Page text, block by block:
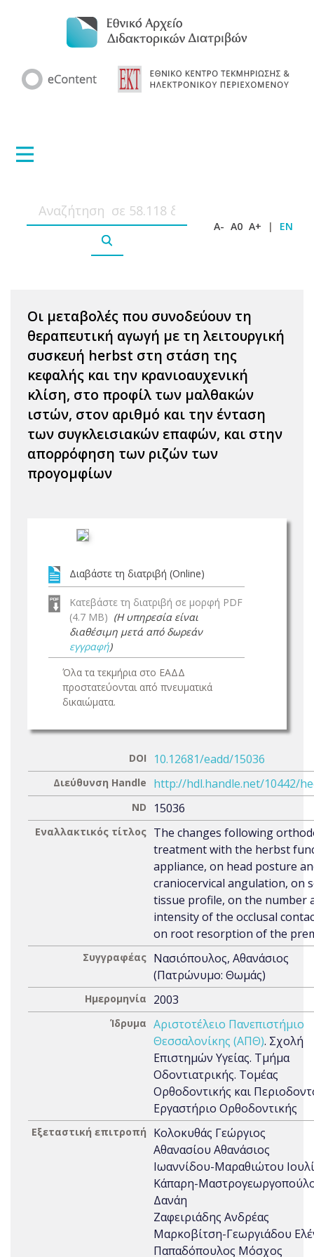
A- A0 A+ | EN
Οι μεταβολές που συνοδεύουν τη
θεραπευτική αγωγή με τη λειτουργική
συσκευή herbst στη στάση της
κεφαλής και την κρανιοαυχενική
κλίση, στο προφίλ των μαλθακών
ιστών, στον αριθμό και την ένταση
των συγκλεισιακών επαφών, και στην
απορρόφηση των ριζών των
προγομφίων
Διαβάστε τη διατριβή (Online)
Κατεβάστε τη διατριβή σε μορφή PDF
(4.7 MB) (Η υπηρεσία είναι
διαθέσιμη μετά από δωρεάν
εγγραφή)
Όλα τα τεκμήρια στο ΕΑΔΔ
προστατεύονται από πνευματικά
δικαιώματα.
DOI 10.12681/eadd/15036
Διεύθυνση Handle http://hdl.handle.net/10442/
ND 15036
Εναλλακτικός τίτλος The changes following
treatment with the herbst
appliance, on head posture
craniocervical angulation, on
tissue profile, on the number
intensity of the occlusal
on root resorption of the
Συγγραφέας Νασιόπουλος, Αθανάσιος
(Πατρώνυμο: Θωμάς)
Ημερομηνία 2003
Ίδρυμα Αριστοτέλειο Πανεπιστήμιο
Θεσσαλονίκης (ΑΠΘ). Σχολή
Επιστημών Υγείας. Τμήμα
Οδοντιατρικής. Τομέας
Ορθοδοντικής και
Εργαστήριο Ορθοδοντικής
Εξεταστική επιτροπή
Κολοκυθάς Γεώργιος
Αθανασίου Αθανάσιος
Ιωαννίδου-Μαραθιώτου
Κάπαρη-
Δανάη
Ζαφειριάδης Ανδρέας
Μαρκοβίτση-Γεωργιάδου
Παπαδόπουλος Μόσχος